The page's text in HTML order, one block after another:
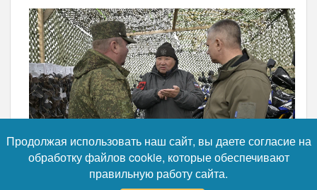
Продолжая использовать наш сайт, вы даете согласие на
обработку файлов cookie, которые обеспечивают
правильную работу сайта.